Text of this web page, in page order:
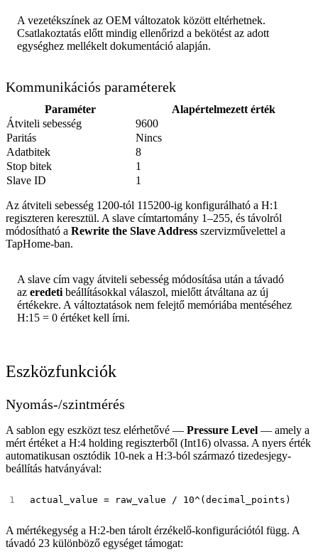
A vezetékszínek az OEM változatok között eltérhetnek.
Csatlakoztatás előtt mindig ellenőrizd a bekötést az adott
egységhez mellékelt dokumentáció alapján.
Kommunikációs paraméterek
Paraméter
Alapértelmezett érték
Átviteli sebesség
9600
Paritás
Nincs
Adatbitek
8
Stop bitek
1
Slave ID
1
Az átviteli sebesség 1200-tól 115200-ig konfigurálható a H:1
regiszteren keresztül. A slave címtartomány 1–255, és távolról
módosítható a Rewrite the Slave Address szervizművelettel a
TapHome-ban.
A slave cím vagy átviteli sebesség módosítása után a távadó
az eredeti beállításokkal válaszol, mielőtt átváltana az új
értékekre. A változtatások nem felejtő memóriába mentéséhez
H:15 = 0 értéket kell írni.
Eszközfunkciók
Nyomás-/szintmérés
A sablon egy eszközt tesz elérhetővé — Pressure Level — amely a
mért értéket a H:4 holding regiszterből (Int16) olvassa. A nyers érték
automatikusan osztódik 10-nek a H:3-ból származó tizedesjegy-
beállítás hatványával:
A mértékegység a H:2-ben tárolt érzékelő-konfigurációtól függ. A
távadó 23 különböző egységet támogat: